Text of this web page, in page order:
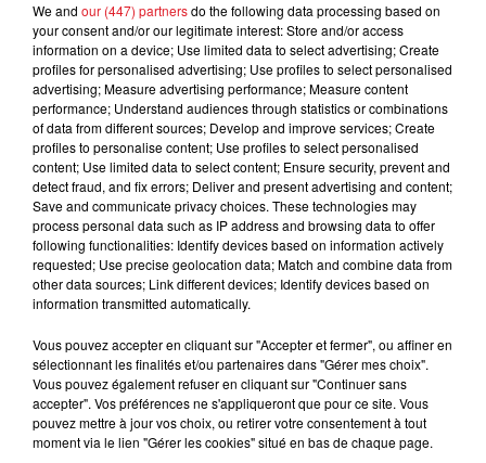
FIL D'ACTUS
15 juillet 2026
BÉTHUNE: ENQUÊTE POUR HOMICIDE
VOLONTAIRE EN COURS, APRÈS LA...
Selon les premiers éléments, le logement servait
à des prostituées
We and our (447) partnersdo the following data processing based on
your consent and/or our legitimate interest: Store and/or access
information on a device; Use limited data to select advertising; Create
profiles for personalised advertising; Use profiles to select personalised
advertising; Measure advertising performance; Measure content
performance; Understand audiences through statistics or combinations
of data from different sources; Develop and improve services; Create
profiles to personalise content; Use profiles to select personalised
content; Use limited data to select content; Ensure security, prevent and
detect fraud, and fix errors; Deliver and present advertising and content;
Save and communicate privacy choices. These technologies may
process personal data such as IP address and browsing data to offer
following functionalities: Identify devices based on information actively
requested; Use precise geolocation data; Match and combine data from
other data sources; Link different devices; Identify devices based on
information transmitted automatically.
Vous pouvez accepter en cliquant sur "Accepter et fermer", ou affiner en
sélectionnant les finalités et/ou partenaires dans "Gérer mes choix".
Vous pouvez également refuser en cliquant sur "Continuer sans
accepter". Vos préférences ne s'appliqueront que pour ce site. Vous
pouvez mettre à jour vos choix, ou retirer votre consentement à tout
moment via le lien "Gérer les cookies" situé en bas de chaque page.